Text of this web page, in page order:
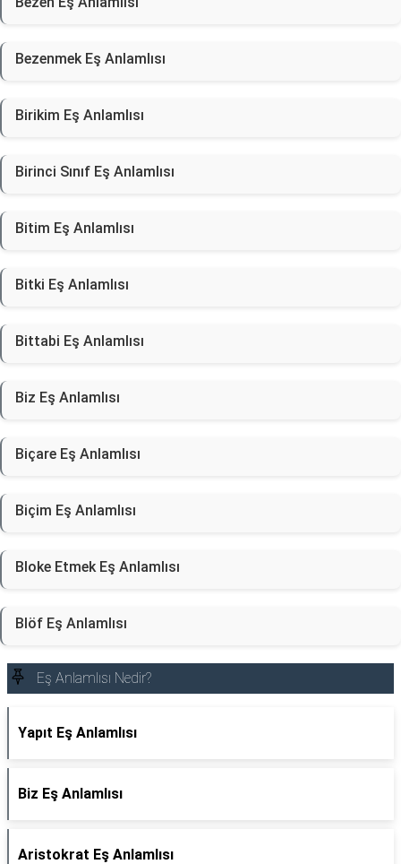
Bezenmek Eş Anlamlısı
Birikim Eş Anlamlısı
Birinci Sınıf Eş Anlamlısı
Bitim Eş Anlamlısı
Bitki Eş Anlamlısı
Bittabi Eş Anlamlısı
Biz Eş Anlamlısı
Biçare Eş Anlamlısı
Biçim Eş Anlamlısı
Bloke Etmek Eş Anlamlısı
Blöf Eş Anlamlısı
Eş Anlamlısı Nedir?
Yapıt Eş Anlamlısı
Biz Eş Anlamlısı
Aristokrat Eş Anlamlısı